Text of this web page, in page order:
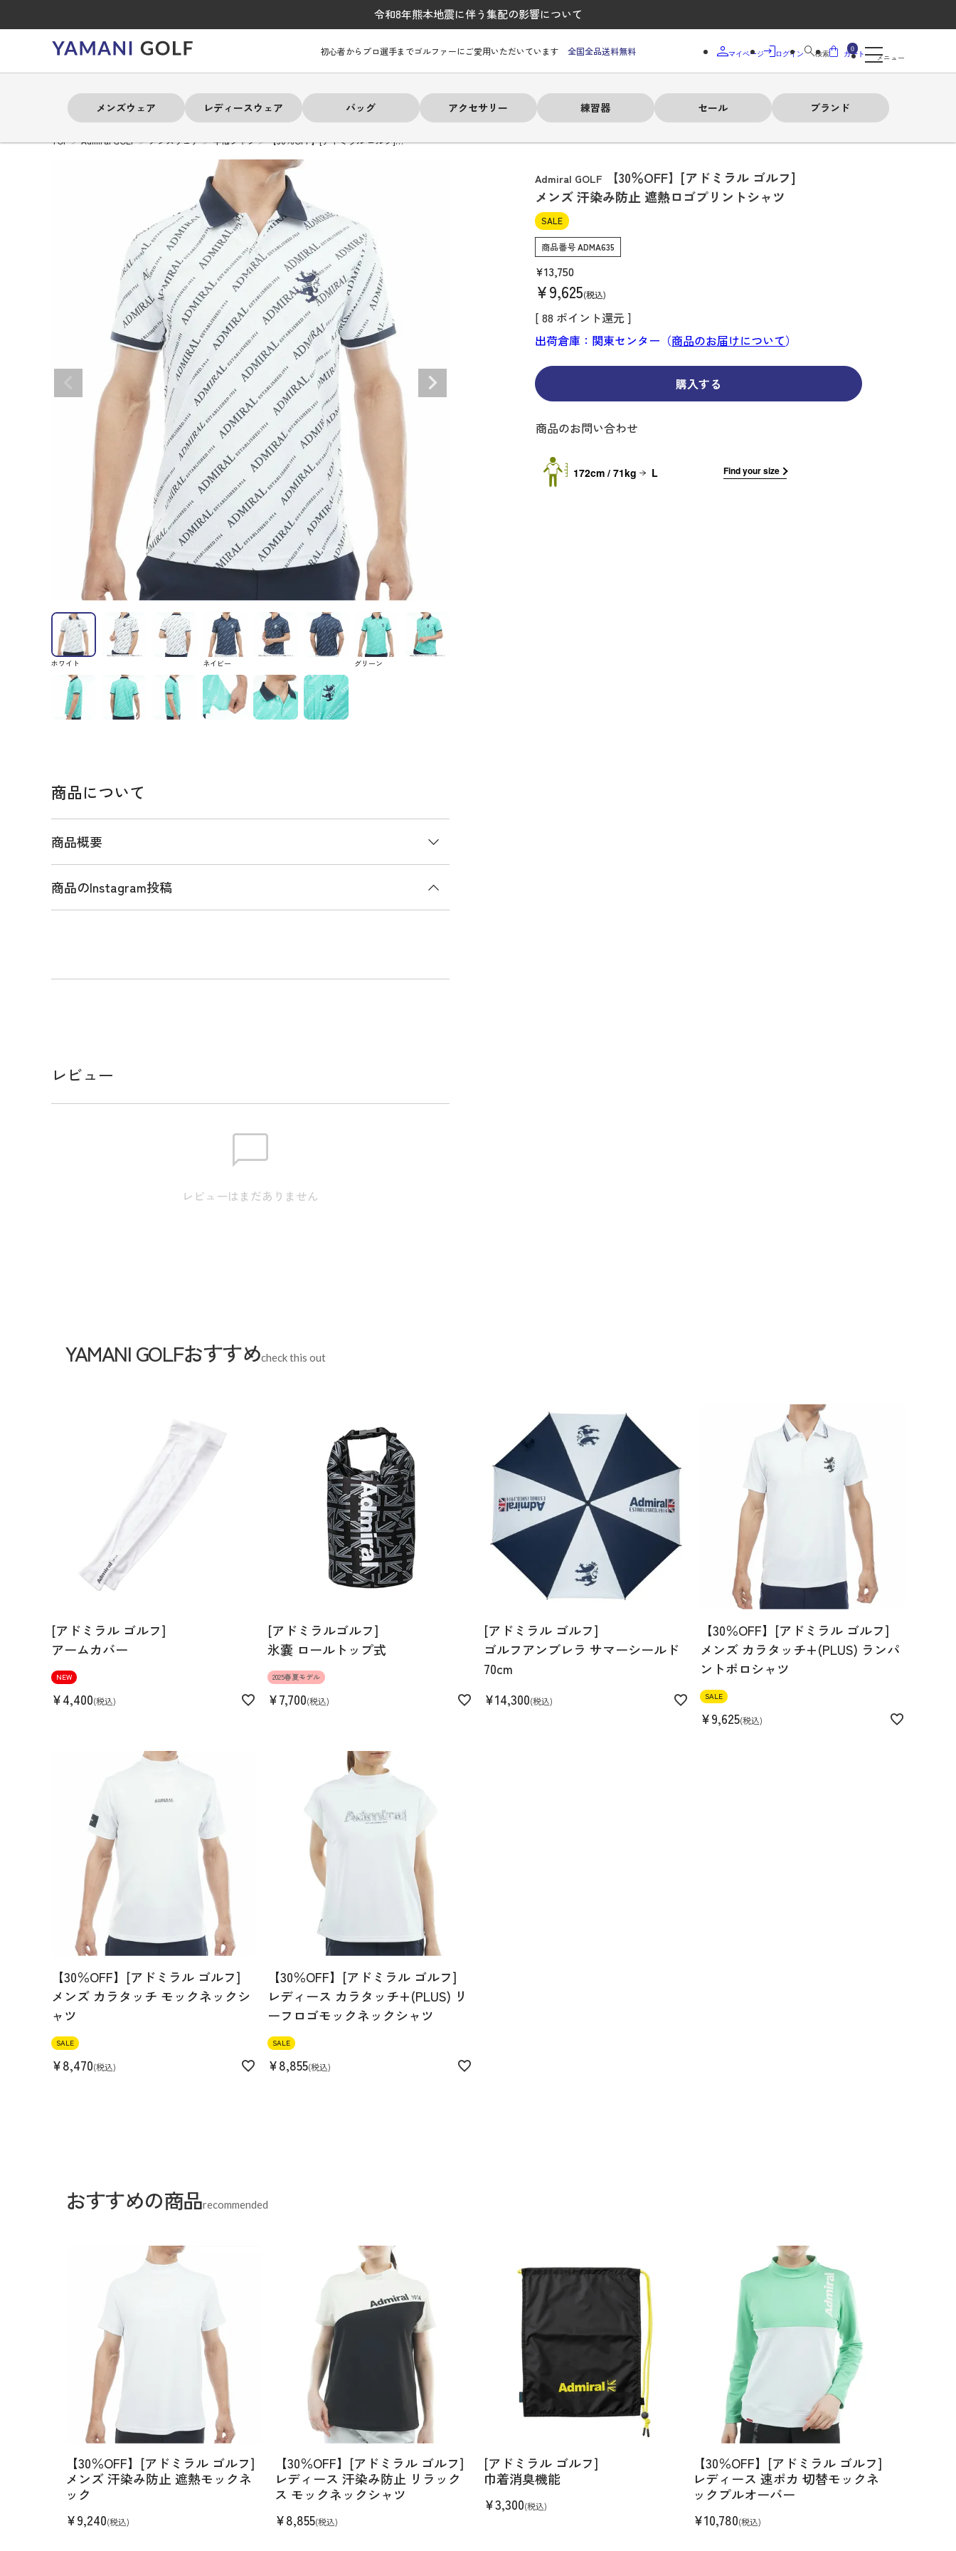
令和8年熊本地震に伴う集配の影響について
初心者からプロ選手までゴルファーにご愛用いただいています 全国全品送料無料 マイページ ログイン 検索
0
カート メニュー
メンズウェア レディースウェア バッグ アクセサリー 練習器 セール ブランド
# アドミラル # トミーヒルフィガー
新着商品
セール
メンズウェア
全てのメンズウェア 半袖シャツ 長袖シャツ
セーター・トレーナー
ベスト
アウター
ショートパンツ
インナー レイン
# アドミラル # トミーヒルフィガー
新着商品
セール
レディースウェア
全てのレディースウェア 半袖シャツ 長袖シャツ
セーター・トレーナー
ベスト
アウター
ショートパンツ
スカート キュロット
インナー
レイン
# アドミラル # トミーヒルフィガー
新着商品
セール
全てのバッグ キャディバッグ
キャディバッグ・カート
キャディバッグ・スタンド
キャディバッグ・キャスター付き
トートバッグ
ラウンドバッグ
シューズケース
ポーチ
クラブケース トラベルカバー
# アドミラル # トミーヒルフィガー
新着商品
セール
アクセサリー
全てのアクセサリー 帽子 ソックス
ベルト
マーカー
グローブ
ヘッドカバー
氷嚢・保冷バッグ レッグウォーマー
ファイスカバー
小物
全てのシューズ
シューレス（紐）タイ
プ
ダイヤルタイプ
# アドミラル # トミーヒルフィガー
新着商品
セール
練習器
全ての練習器 パッティング
# アドミラル # トミーヒルフィガー
新着商品
セール
全てのセール メンズウェア レディースウェア
バッグ
アクセサリー
# アドミラル # トミーヒルフィガー
新着商品
セール
ブランド
Admiral GOLF DISNEY
Jack Bunny!!
MARSQUEST
MASTER BUNNY EDITION
NEW ERA
OKERU
PEARLY GATES
PING APPAREL
PRO SENDR
Psycho Bunny
QUICK MASTER
TOMMY HILFIGER GOLF
TRAVISMATHEW
White Beauty
ELECTRON
TOUR TEE
その他ブランド
TOP Admiral GOLF メンズウェア 半袖シャツ 【30％OFF】[アドミラル ゴルフ]…
ホワイト ネイビー グリーン
Admiral GOLF
【30％OFF】[アドミラル ゴルフ]
メンズ 汗染み防止 遮熱ロゴプリントシャツ
SALE
商品番号ADMA635
¥13,750
¥9,625 税込
[ 88 ポイント還元 ]
出荷倉庫：関東センター（商品のお届けについて）
購入する
商品のお問い合わせ
172cm / 71kg L Find your size
商品について
商品概要
商品説明
サイズ
【L】身丈:70.0cm / 肩幅:42.0cm / 身幅:51.0cm / 裾幅:51.0cm / 袖丈:21.0cm
【LL】身丈:73.0cm / 肩幅:44.0cm / 身幅:54.0cm / 裾幅:54.0cm / 袖丈:22.0cm
3L
172cm 71kgRecommended
スペック
中国
汗染み防止 吸水速乾 UVカット 接触冷感 遮熱
商品のInstagram投稿
レビュー
レビューはまだありません
YAMANI GOLFおすすめcheck this out
[アドミラル ゴルフ]
アームカバー
NEW
¥4,400 税込
[アドミラルゴルフ]
氷嚢 ロールトップ式
2025春夏モデル
¥7,700 税込
[アドミラル ゴルフ]
ゴルフアンブレラ サマーシールド
70cm
¥14,300 税込
【30％OFF】[アドミラル ゴルフ]
メンズ カラタッチ+(PLUS) ランパ
ントポロシャツ
SALE
¥9,625 税込
【30％OFF】[アドミラル ゴルフ]
メンズ カラタッチ モックネックシ
ャツ
SALE
¥8,470 税込
【30％OFF】[アドミラル ゴルフ]
レディース カラタッチ+(PLUS) リ
ーフロゴモックネックシャツ
SALE
¥8,855 税込
おすすめの商品recommended
【30％OFF】[アドミラル ゴルフ]
メンズ 汗染み防止 遮熱モックネ
ック
¥9,240(税込)
【30％OFF】[アドミラル ゴルフ]
レディース 汗染み防止 リラック
ス モックネックシャツ
¥8,855(税込)
[アドミラル ゴルフ]
巾着消臭機能
¥3,300(税込)
【30％OFF】[アドミラル ゴルフ]
レディース 速ポカ 切替モックネ
ックプルオーバー
¥10,780(税込)